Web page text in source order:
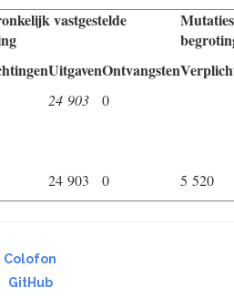
vastgestelde
UitgavenOntvangsten
24 903 0
24 903 0 5 520
Colofon
GitHub